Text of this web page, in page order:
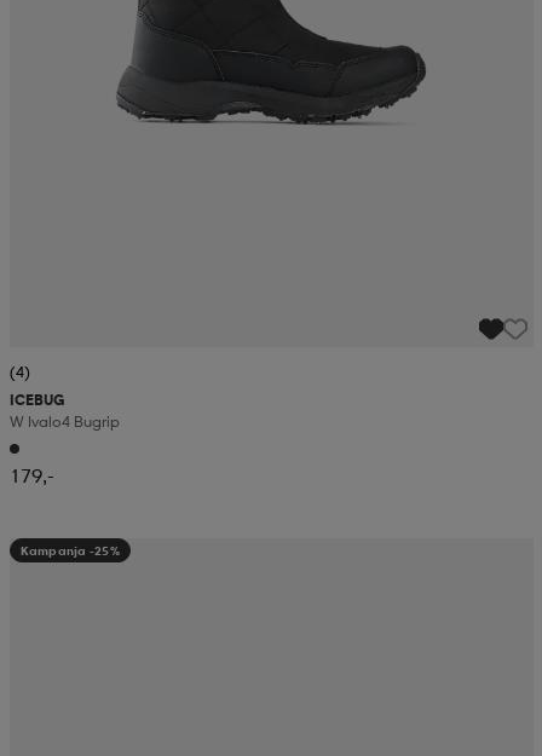
(4)
ICEBUG
W Ivalo4 Bugrip
179,-
Kampanja -25%